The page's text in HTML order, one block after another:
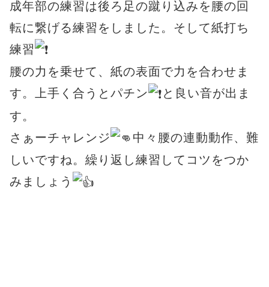
成年部の練習は後ろ足の蹴り込みを腰の回
転に繋げる練習をしました。そして紙打ち
練習
腰の力を乗せて、紙の表面で力を合わせま
す。上手く合うとパチン
と良い音が出ま
す。
さぁーチャレンジ
中々腰の連動動作、難
しいですね。繰り返し練習してコツをつか
みましょう